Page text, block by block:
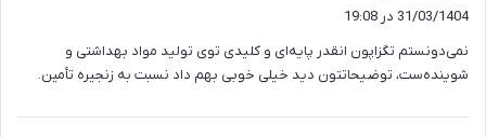
ف
:
31/03/1404 در 19:08
نمی‌دونستم تگزاپون انقدر پایه‌ای و کلیدی توی تولید مواد بهداشتی و
شوینده‌ست، توضیحاتتون دید خیلی خوبی بهم داد نسبت به زنجیره تأمین.